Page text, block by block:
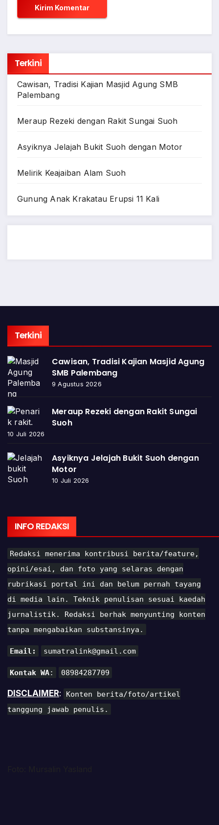
Terkini
Cawisan, Tradisi Kajian Masjid Agung SMB
Palembang
Meraup Rezeki dengan Rakit Sungai Suoh
Asyiknya Jelajah Bukit Suoh dengan Motor
Melirik Keajaiban Alam Suoh
Gunung Anak Krakatau Erupsi 11 Kali
Terkini
Cawisan, Tradisi Kajian Masjid Agung
SMB Palembang
9 Agustus 2026
Meraup Rezeki dengan Rakit Sungai
Suoh
10 Juli 2026
Asyiknya Jelajah Bukit Suoh dengan
Motor
10 Juli 2026
INFO REDAKSI
Redaksi menerima kontribusi berita/feature,
opini/esai, dan foto yang selaras dengan
rubrikasi portal ini dan belum pernah tayang
di media lain. Teknik penulisan sesuai kaedah
jurnalistik. Redaksi berhak menyunting konten
tanpa mengabaikan substansinya.
Email: sumatralink@gmail.com
Kontak WA: 08984287709
DISCLAIMER:
Konten berita/foto/artikel
tanggung jawab penulis.